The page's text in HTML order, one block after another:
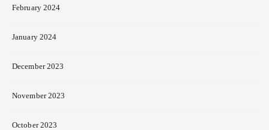
February 2024
January 2024
December 2023
November 2023
October 2023